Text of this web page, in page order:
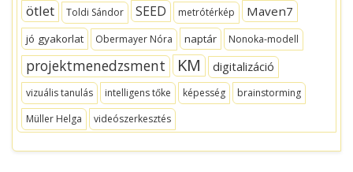
ötlet Toldi Sándor SEED metrótérkép Maven7
jó gyakorlat Obermayer Nóra naptár Nonoka-modell
projektmenedzsment KM digitalizáció
vizuális tanulás intelligens tőke képesség
brainstorming
Müller Helga
videószerkesztés